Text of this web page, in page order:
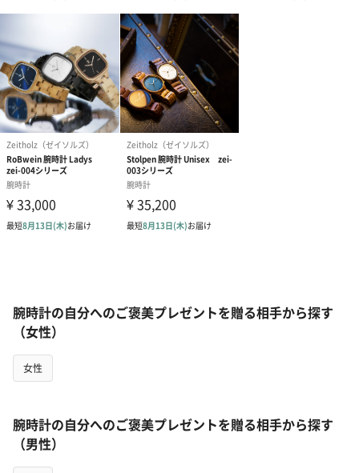
腕時計の自分へのご褒美プレゼントを贈る相手から探す
（女性）
女性
腕時計の自分へのご褒美プレゼントを贈る相手から探す
（男性）